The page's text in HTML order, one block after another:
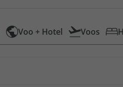
Voo + Hotel Voos